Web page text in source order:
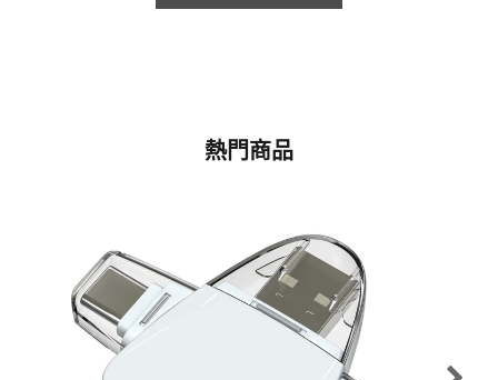
熱門商品